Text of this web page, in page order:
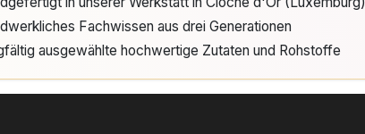
Fachwissen aus drei Generationen
ausgewählte hochwertige Zutaten und Rohstoffe